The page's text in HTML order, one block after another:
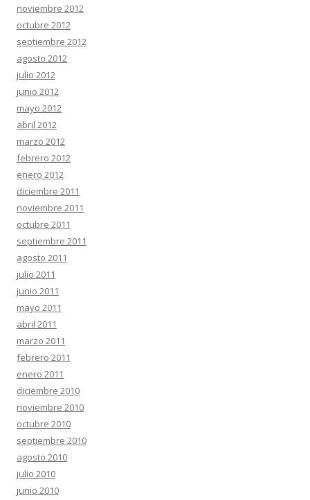
noviembre 2012
octubre 2012
septiembre 2012
agosto 2012
julio 2012
junio 2012
mayo 2012
abril 2012
marzo 2012
febrero 2012
enero 2012
diciembre 2011
noviembre 2011
octubre 2011
septiembre 2011
agosto 2011
julio 2011
junio 2011
mayo 2011
abril 2011
marzo 2011
febrero 2011
enero 2011
diciembre 2010
noviembre 2010
octubre 2010
septiembre 2010
agosto 2010
julio 2010
junio 2010